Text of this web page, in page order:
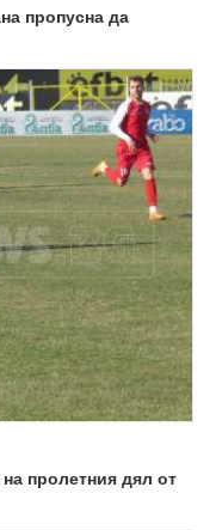
пропусна да
пролетния дял от